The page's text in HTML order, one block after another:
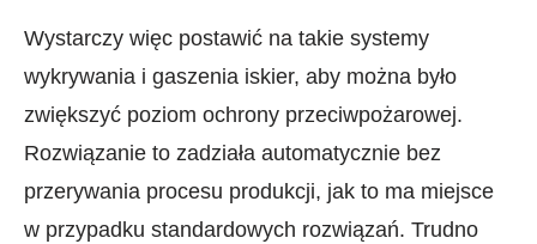
Wystarczy więc postawić na takie systemy
wykrywania i gaszenia iskier, aby można było
zwiększyć poziom ochrony przeciwpożarowej.
Rozwiązanie to zadziała automatycznie bez
przerywania procesu produkcji, jak to ma miejsce
w przypadku standardowych rozwiązań. Trudno